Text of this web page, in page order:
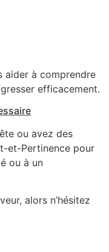
aider à comprendre
efficacement.
ou avez des
et-Pertinence pour
ou à un
alors n’hésitez